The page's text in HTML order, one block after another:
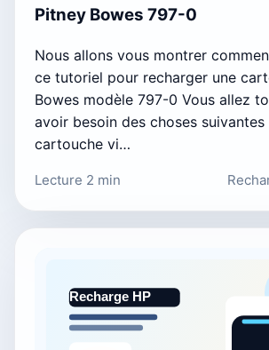
Pitney Bowes 797-0
Nous allons vous montrer
ce tutoriel pour recharger une
Bowes modèle 797-0 Vous allez
avoir besoin des choses suivantes
cartouche vi…
Lecture 2 min